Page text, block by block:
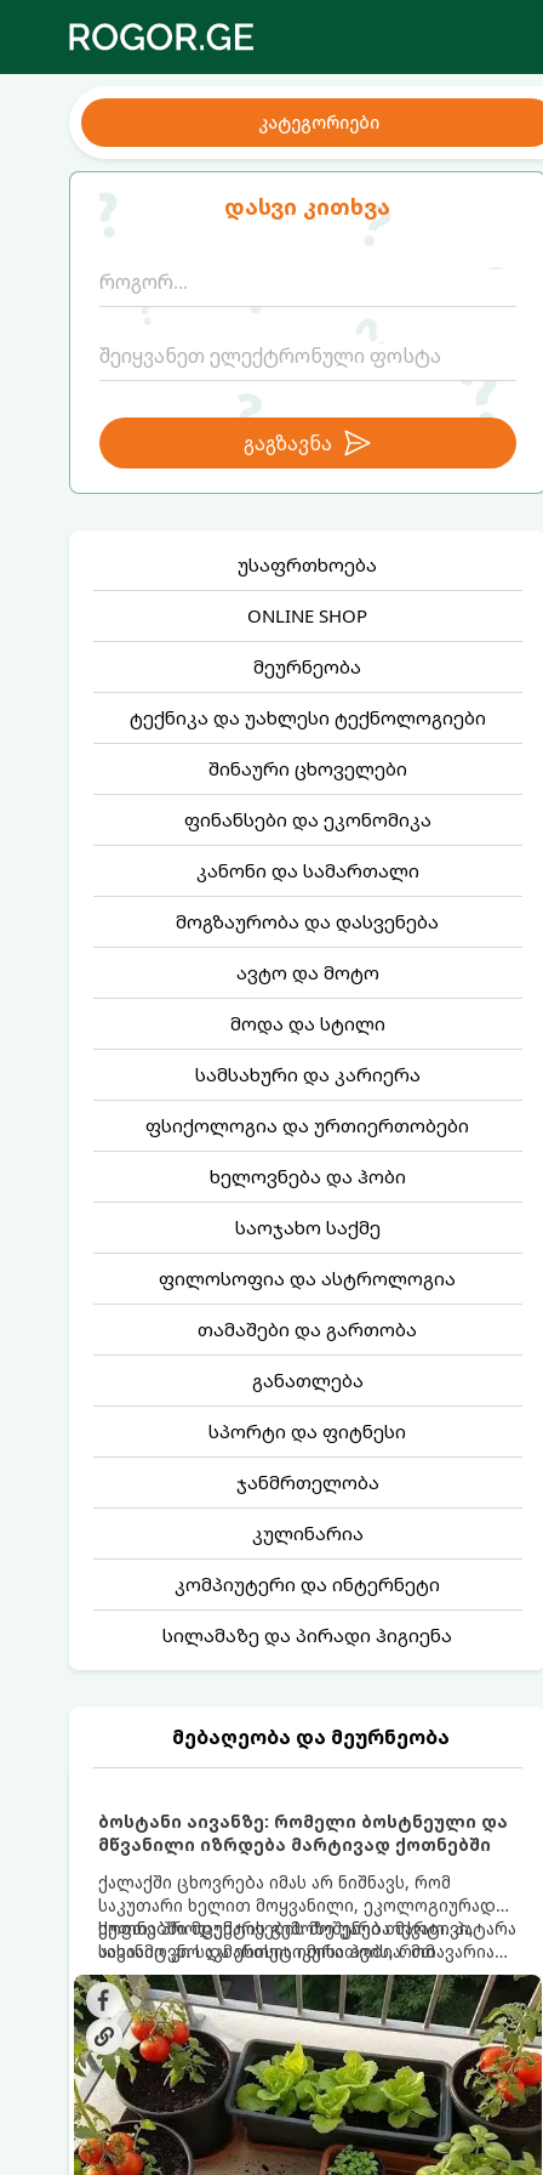
კატეგორიები
დასვი კითხვა
გაგზავნა
უსაფრთხოება
ONLINE SHOP
მეურნეობა
ტექნიკა და უახლესი ტექნოლოგიები
შინაური ცხოველები
ფინანსები და ეკონომიკა
კანონი და სამართალი
მოგზაურობა და დასვენება
ავტო და მოტო
მოდა და სტილი
სამსახური და კარიერა
ფსიქოლოგია და ურთიერთობები
ხელოვნება და ჰობი
საოჯახო საქმე
ფილოსოფია და ასტროლოგია
თამაშები და გართობა
განათლება
სპორტი და ფიტნესი
ჯანმრთელობა
კულინარია
კომპიუტერი და ინტერნეტი
სილამაზე და პირადი ჰიგიენა
მებაღეობა და მეურნეობა
ბოსტანი აივანზე: რომელი ბოსტნეული და
მწვანილი იზრდება მარტივად ქოთნებში
ქალაქში ცხოვრება იმას არ ნიშნავს, რომ
საკუთარი ხელით მოყვანილი, ეკოლოგიურად
სუფთა პროდუქტის გემოზე უარი თქვათ. პატარა
აივანიც კი საკმარისია იმისათვის, რომ
მოიწყოთ მინი-ბოსტანი, საიდანაც
ყოველდღიურად ახალ, არომატულ მწვანილსა
და ბოსტნეულს მოკრეფთ.
ქოთნებში მცენარეების მოშენება მარტივი,
სასიამოვნო და ესთეტიკური ჰობია. მთავარია
იცოდეთ, რომელი კულტურები ეგუებიან
ქოთნის პირობებს ყველაზე კარგად და როგორ
მოუაროთ მათ სწორად.